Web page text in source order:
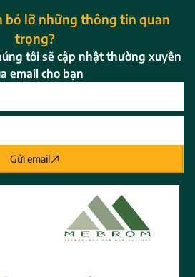
bỏ lỡ những thông tin quan
trọng?
tôi sẽ cập nhật thường xuyên
email cho bạn
Gửi email